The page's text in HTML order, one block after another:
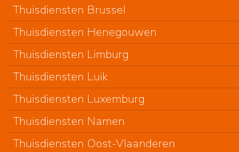
Thuisdiensten Brussel
Thuisdiensten Henegouwen
Thuisdiensten Limburg
Thuisdiensten Luik
Thuisdiensten Luxemburg
Thuisdiensten Namen
Thuisdiensten Oost-Vlaanderen